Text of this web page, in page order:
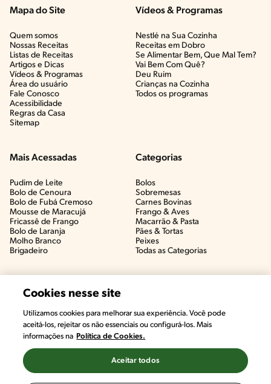
Mapa do Site
Quem somos
Nossas Receitas
Listas de Receitas​
Artigos e Dicas​
Vídeos & Programas​
Área do usuário
Fale Conosco
Acessibilidade
Regras da Casa
Sitemap
Vídeos & Programas​
Nestlé na Sua Cozinha
Receitas em Dobro
Se Alimentar Bem, Que Mal Tem?​
Vai Bem Com Quê?​
Deu Ruim​
Crianças na Cozinha​
Todos os programas
Mais Acessadas
Pudim de Leite
Bolo de Cenoura
Bolo de Fubá Cremoso
Mousse de Maracujá
Fricassê de Frango
Bolo de Laranja
Molho Branco
Brigadeiro
Categorias
Bolos
Sobremesas
Carnes Bovinas​
Frango & Aves​
Macarrão & Pasta​
Pães & Tortas​
Peixes
Todas as Categorias
Cookies nesse site
Utilizamos cookies para melhorar sua experiência. Você pode
aceitá-los, rejeitar os não essenciais ou configurá-los. Mais
informações na Política de Cookies.
Aceitar todos